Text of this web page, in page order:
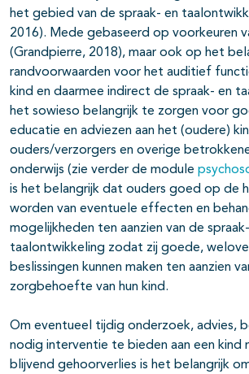
het gebied van de spraak- en
2016). Mede gebaseerd op voorkeuren
(Grandpierre, 2018), maar ook op het
randvoorwaarden voor het auditief
kind en daarmee indirect de spraak- en
het sowieso belangrijk te zorgen voor
educatie en adviezen aan het (oudere)
ouders/verzorgers en overige
onderwijs (zie verder de module
is het belangrijk dat ouders goed op de
worden van eventuele effecten en
mogelijkheden ten aanzien van de
taalontwikkeling zodat zij goede,
beslissingen kunnen maken ten aanzien
zorgbehoefte van hun kind.
Om eventueel tijdig onderzoek, advies,
nodig interventie te bieden aan een kind
blijvend gehoorverlies is het belangrijk